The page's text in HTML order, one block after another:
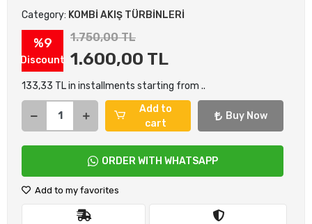
Category: KOMBİ AKIŞ TÜRBİNLERİ
%9
Discount
1.750,00 TL
1.600,00 TL
133,33 TL in installments starting from ..
Add to
cart
Buy Now
ORDER WITH WHATSAPP
Add to my favorites